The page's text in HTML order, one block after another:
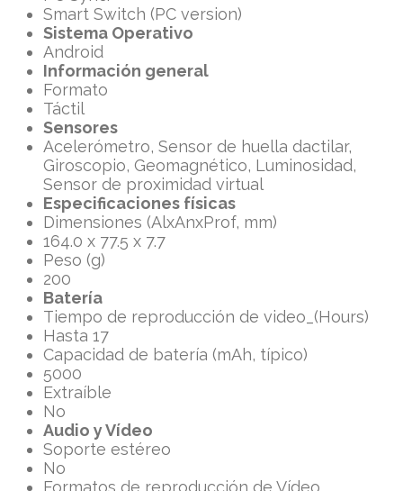
Smart Switch (PC version)
Sistema Operativo
Android
Información general
Formato
Táctil
Sensores
Acelerómetro, Sensor de huella dactilar,
Giroscopio, Geomagnético, Luminosidad,
Sensor de proximidad virtual
Especificaciones físicas
Dimensiones (AlxAnxProf, mm)
164.0 x 77.5 x 7.7
Peso (g)
200
Batería
Tiempo de reproducción de video_(Hours)
Hasta 17
Capacidad de batería (mAh, típico)
5000
Extraíble
No
Audio y Vídeo
Soporte estéreo
No
Formatos de reproducción de Vídeo